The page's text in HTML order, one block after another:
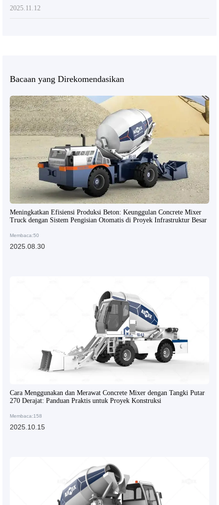
2025.11.12
Bacaan yang Direkomendasikan
Meningkatkan Efisiensi Produksi Beton: Keunggulan Concrete Mixer
Truck dengan Sistem Pengisian Otomatis di Proyek Infrastruktur Besar
Membaca:50
2025.08.30
Cara Menggunakan dan Merawat Concrete Mixer dengan Tangki Putar
270 Derajat: Panduan Praktis untuk Proyek Konstruksi
Membaca:158
2025.10.15